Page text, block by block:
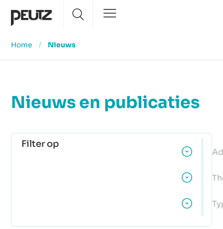
Home / Nieuws
Nieuws en publicaties
Filter op